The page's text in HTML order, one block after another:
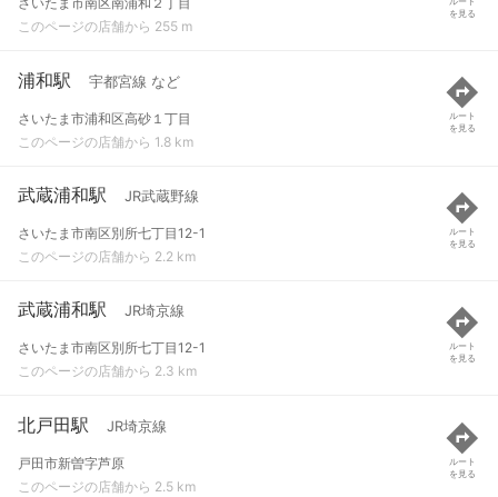
このページの店舗から 255 m
を見る
浦和駅 宇都宮線 など
さいたま市浦和区高砂１丁目
このページの店舗から 1.8 km
ルート
を見る
武蔵浦和駅 JR武蔵野線
さいたま市南区別所七丁目12-1
このページの店舗から 2.2 km
ルート
を見る
武蔵浦和駅 JR埼京線
さいたま市南区別所七丁目12-1
このページの店舗から 2.3 km
ルート
を見る
北戸田駅 JR埼京線
戸田市新曽字芦原
このページの店舗から 2.5 km
ルート
を見る